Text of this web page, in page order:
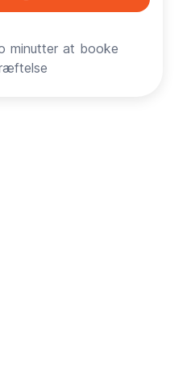
minutter at booke